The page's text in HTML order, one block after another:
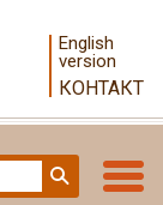
English
version
КОНТАКТ